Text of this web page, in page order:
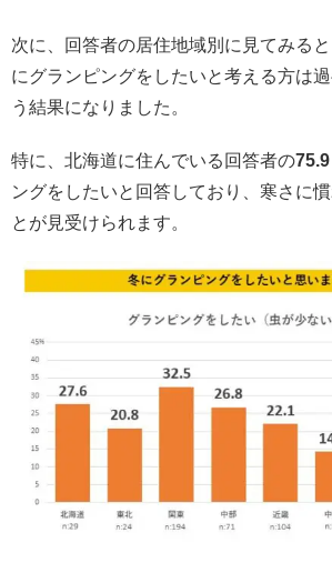
次に、回答者の居住地域別に見てみる
にグランピングをしたいと考える方は
う結果になりました。
特に、北海道に住んでいる回答者の75.9
ングをしたいと回答しており、寒さに
とが見受けられます。